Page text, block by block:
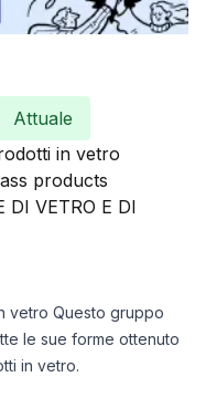
Attuale
in vetro
products
DI VETRO E DI
vetro Questo gruppo
le sue forme ottenuto
in vetro.